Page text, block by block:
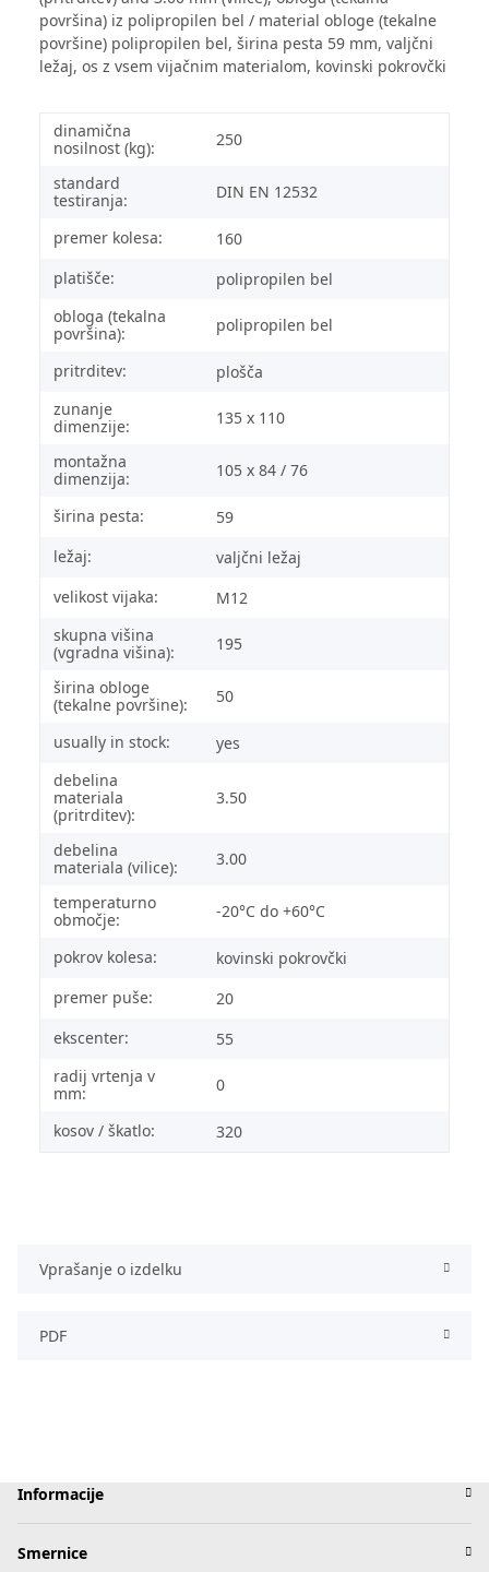
površina) iz polipropilen bel / material obloge (tekalne
površine) polipropilen bel, širina pesta 59 mm, valjčni
ležaj, os z vsem vijačnim materialom, kovinski pokrovčki
dinamična
nosilnost (kg):
250
standard
testiranja:
DIN EN 12532
premer kolesa:
160
platišče:
polipropilen bel
obloga (tekalna
površina):
polipropilen bel
pritrditev:
plošča
zunanje
dimenzije:
135 x 110
montažna
dimenzija:
105 x 84 / 76
širina pesta:
59
ležaj:
valjčni ležaj
velikost vijaka:
M12
skupna višina
(vgradna višina):
195
širina obloge
(tekalne površine):
50
usually in stock:
yes
debelina
materiala
(pritrditev):
3.50
debelina
materiala (vilice):
3.00
temperaturno
območje:
-20°C do +60°C
pokrov kolesa:
kovinski pokrovčki
premer puše:
20
ekscenter:
55
radij vrtenja v
mm:
0
kosov / škatlo: 320
Vprašanje o izdelku
PDF
Informacije
Smernice